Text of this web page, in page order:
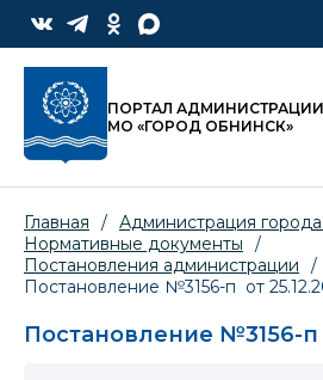
ПОРТАЛ АДМИНИСТРАЦИИ
МО «ГОРОД ОБНИНСК»
Главная / Администрация
Нормативные документы
/
Постановления администрации
/
Постановление №3156-п от
Постановление №3156-п